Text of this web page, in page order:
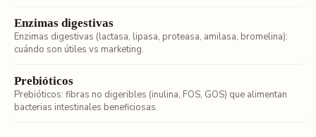
Enzimas digestivas
Enzimas digestivas (lactasa, lipasa, proteasa, amilasa, bromelina):
cuándo son útiles vs marketing.
Prebióticos
Prebióticos: fibras no digeribles (inulina, FOS, GOS) que alimentan
bacterias intestinales beneficiosas.